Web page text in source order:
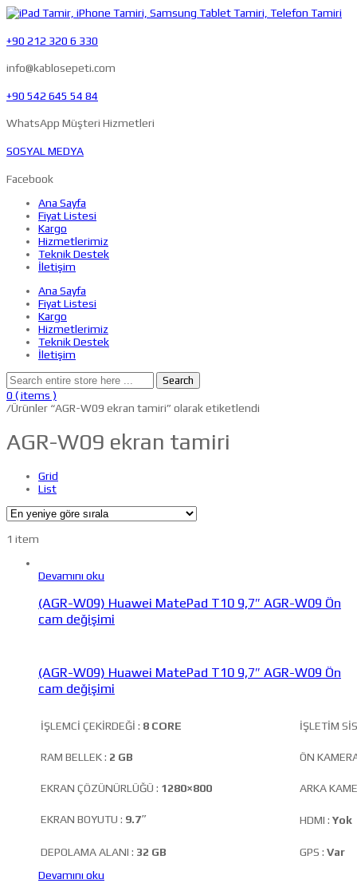
+90 212 320 6 330
info@kablosepeti.com
+90 542 645 54 84
WhatsApp Müşteri Hizmetleri
SOSYAL MEDYA
Facebook
Ana Sayfa
Fiyat Listesi
Kargo
Hizmetlerimiz
Teknik Destek
İletişim
Ana Sayfa
Fiyat Listesi
Kargo
Hizmetlerimiz
Teknik Destek
İletişim
Search
0 ( items )
/Ürünler “AGR-W09 ekran tamiri” olarak etiketlendi
AGR-W09 ekran tamiri
Grid
List
1 item
Devamını oku
(AGR-W09) Huawei MatePad T10 9,7″ AGR-W09 Ön
cam değişimi
(AGR-W09) Huawei MatePad T10 9,7″ AGR-W09 Ön
cam değişimi
İŞLEMCİ ÇEKİRDEĞİ : 8 CORE İŞLETİM
RAM BELLEK : 2 GB ÖN
EKRAN ÇÖZÜNÜRLÜĞÜ : 1280×800 ARKA
EKRAN BOYUTU : 9.7″ HDMI : Yok
DEPOLAMA ALANI : 32 GB GPS : Var
Devamını oku